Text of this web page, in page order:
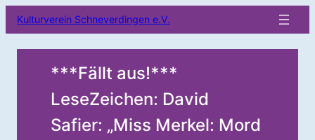
Kulturverein Schneverdingen e.V.
***Fällt aus!***
LeseZeichen: David
Safier: „Miss Merkel: Mord